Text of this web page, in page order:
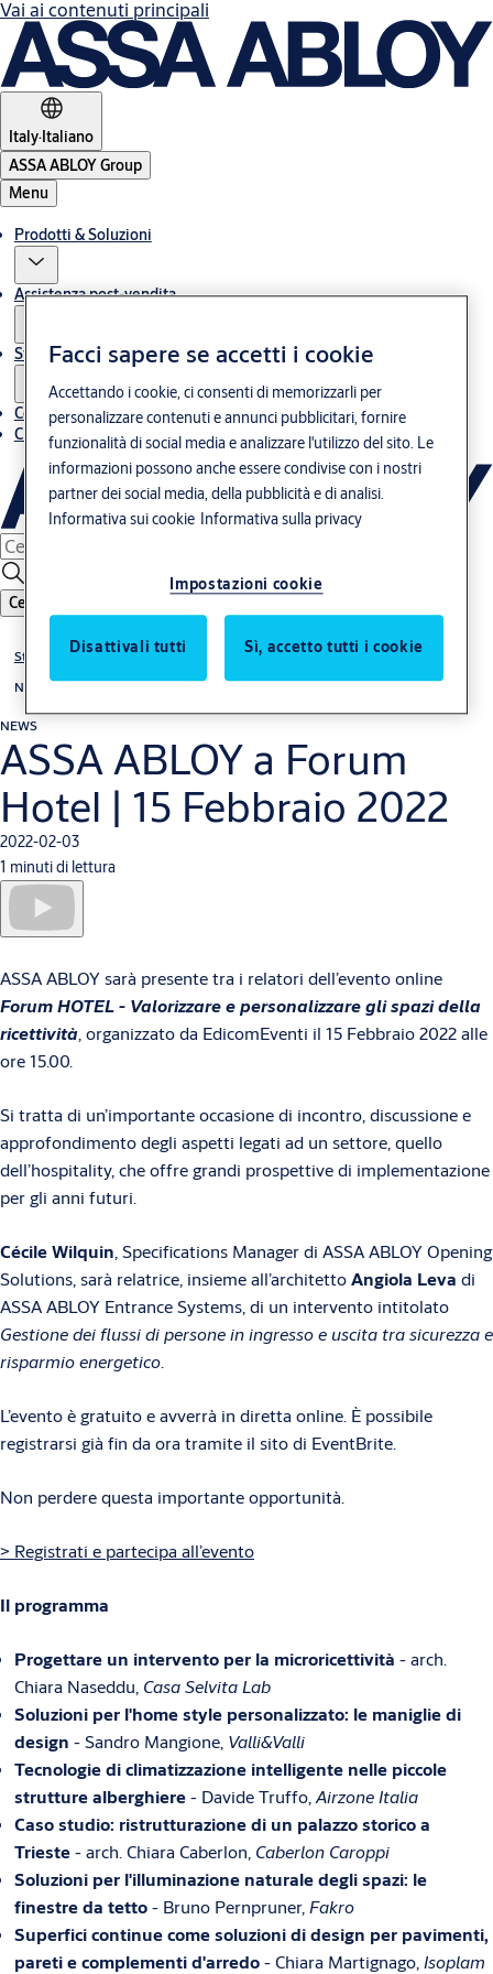
Vai ai contenuti principali
Italy·Italiano
ASSA ABLOY Group
Menu
Prodotti & Soluzioni
Assistenza post-vendita
Storie
Contatti
Chi siamo
Cerca
Storie
News
NEWS
ASSA ABLOY a Forum
Hotel | 15 Febbraio 2022
2022-02-03
1 minuti di lettura
ASSA ABLOY sarà presente tra i relatori dell’evento online
Forum HOTEL - Valorizzare e personalizzare gli spazi della
ricettività, organizzato da EdicomEventi il 15 Febbraio 2022 alle
ore 15.00.
Si tratta di un’importante occasione di incontro, discussione e
approfondimento degli aspetti legati ad un settore, quello
dell’hospitality, che offre grandi prospettive di implementazione
per gli anni futuri.
Cécile Wilquin, Specifications Manager di ASSA ABLOY Opening
Solutions, sarà relatrice, insieme all’architettoAngiola Leva di
ASSA ABLOY Entrance Systems, di un intervento intitolato
Gestione dei flussi di persone in ingresso e uscita tra sicurezza e
risparmio energetico.
L’evento è gratuito e avverrà in diretta online. È possibile
registrarsi già fin da ora tramite il sito di EventBrite.
Non perdere questa importante opportunità.
> Registrati e partecipa all’evento
Il programma
Progettare un intervento per la microricettività - arch.
Chiara Naseddu, Casa Selvita Lab
Soluzioni per l'home style personalizzato: le maniglie di
design - Sandro Mangione, Valli&Valli
Tecnologie di climatizzazione intelligente nelle piccole
strutture alberghiere- Davide Truffo,Airzone Italia
Caso studio: ristrutturazione di un palazzo storico a
Trieste- arch. Chiara Caberlon, Caberlon Caroppi
Soluzioni per l'illuminazione naturale degli spazi: le
finestre da tetto- Bruno Pernpruner,Fakro
Superfici continue come soluzioni di design per pavimenti,
pareti e complementi d'arredo- Chiara Martignago,Isoplam
Facci sapere se accetti i cookie
Accettando i cookie, ci consenti di memorizzarli per
personalizzare contenuti e annunci pubblicitari, fornire
funzionalità di social media e analizzare l'utilizzo del sito. Le
informazioni possono anche essere condivise con i nostri
partner dei social media, della pubblicità e di analisi.
Informativa sui cookie Informativa sulla privacy
Impostazioni cookie
Disattivali tutti Sì, accetto tutti i cookie